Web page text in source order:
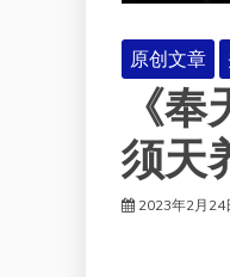
原创文章
《
须天
2023年2月24